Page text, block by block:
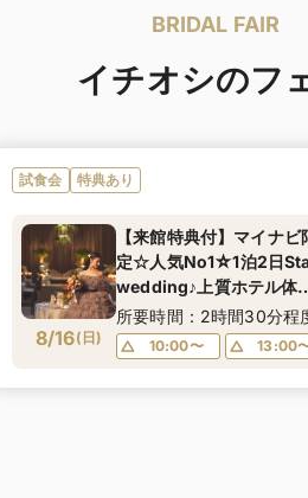
BRIDAL FAIR
イチオシのフ
試食会 特典あり
8/16( 日)
【来館特典付】マイナビ
定☆人気No1☆1泊2日
wedding♪上質ホテル体験
挙式料プレゼント☆
所要時間：2時間30分程
10:00〜 13:00